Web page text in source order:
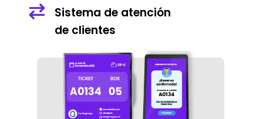
Sistema de atención
de clientes